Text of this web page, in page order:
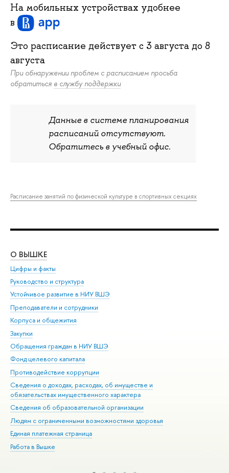
На мобильных устройствах удобнее
в
Это расписание действует c 3 августа до 8
августа
При обнаружении проблем с расписанием просьба
обратиться в службу поддержки
Данные в системе планирования
расписаний отсутствуют.
Обратитесь в учебный офис.
Расписание занятий по физической культуре в спортивных секциях
О ВЫШКЕ
Цифры и факты
Руководство и структура
Устойчивое развитие в НИУ ВШЭ
Преподаватели и сотрудники
Корпуса и общежития
Закупки
Обращения граждан в НИУ ВШЭ
Фонд целевого капитала
Противодействие коррупции
Сведения о доходах, расходах, об имуществе и
обязательствах имущественного характера
Сведения об образовательной организации
Людям с ограниченными возможностями здоровья
Единая платежная страница
Работа в Вышке